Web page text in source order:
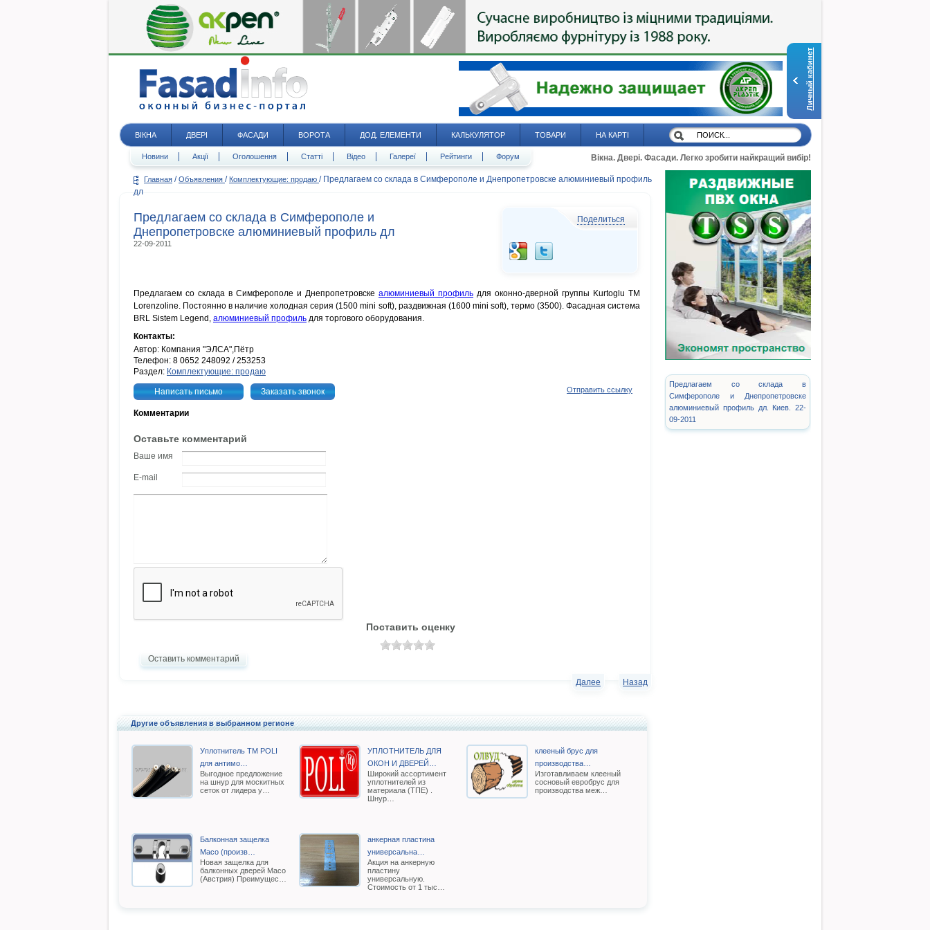
Личный кабинет
ВІКНА ДВЕРІ ФАСАДИ ВОРОТА ДОД. ЕЛЕМЕНТИ КАЛЬКУЛЯТОР ТОВАРИ НА КАРТІ
Новини Акції Оголошення Статті Відео Галереї Рейтинги Форум Вікна. Двері. Фасади. Легко зробити найкращий вибір!
Главная / Объявления / Комплектующие: продаю / Предлагаем со склада в Симферополе и Днепропетровске алюминиевый профиль
дл
Предлагаем со склада в Симферополе и
Днепропетровске алюминиевый профиль дл
22-09-2011
Поделиться
Предлагаем со склада в Симферополе и Днепропетровске алюминиевый профиль для оконно-дверной группы Kurtoglu TM
Lorenzoline. Постоянно в наличие холодная серия (1500 mini soft), раздвижная (1600 mini soft), термо (3500). Фасадная система
BRL Sistem Legend, алюминиевый профиль для торгового оборудования.
Контакты:
Автор: Компания "ЭЛСА",Пётр
Телефон: 8 0652 248092 / 253253
Раздел: Комплектующие: продаю
Написать письмо Заказать звонок Отправить ссылку
Комментарии
Оставьте комментарий
Ваше имя
E-mail
Поставить оценку
Оставить комментарий
Назад
Далее
Другие объявления в выбранном регионе
Уплотнитель TM POLI
для антимо…
Выгодное предложение
на шнур для москитных
сеток от лидера у…
УПЛОТНИТЕЛЬ ДЛЯ
ОКОН И ДВЕРЕЙ…
Широкий ассортимент
уплотнителей из
материала (ТПЕ) .
Шнур…
клееный брус для
производства…
Изготавливаем клееный
сосновый евробрус для
производства меж…
Балконная защелка
Масо (произв…
Новая защелка для
балконных дверей Масо
(Австрия) Преимущес…
анкерная пластина
универсальна…
Акция на анкерную
пластину
универсальную.
Стоимость от 1 тыс…
Предлагаем со склада в
Симферополе и Днепропетровске
алюминиевый профиль дл. Киев. 22-
09-2011